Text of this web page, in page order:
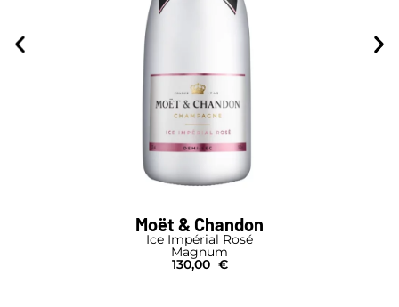
Moët & Chandon
Ice Impérial Rosé
Magnum
130,00 €